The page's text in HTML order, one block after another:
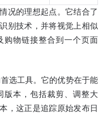
况的理想起点。它结合了
别技术，并将视觉上相似
购物链接整合到一个页面
选工具。它的优势在于能
本，包括裁剪、调整大
，这正是追踪原始发布日